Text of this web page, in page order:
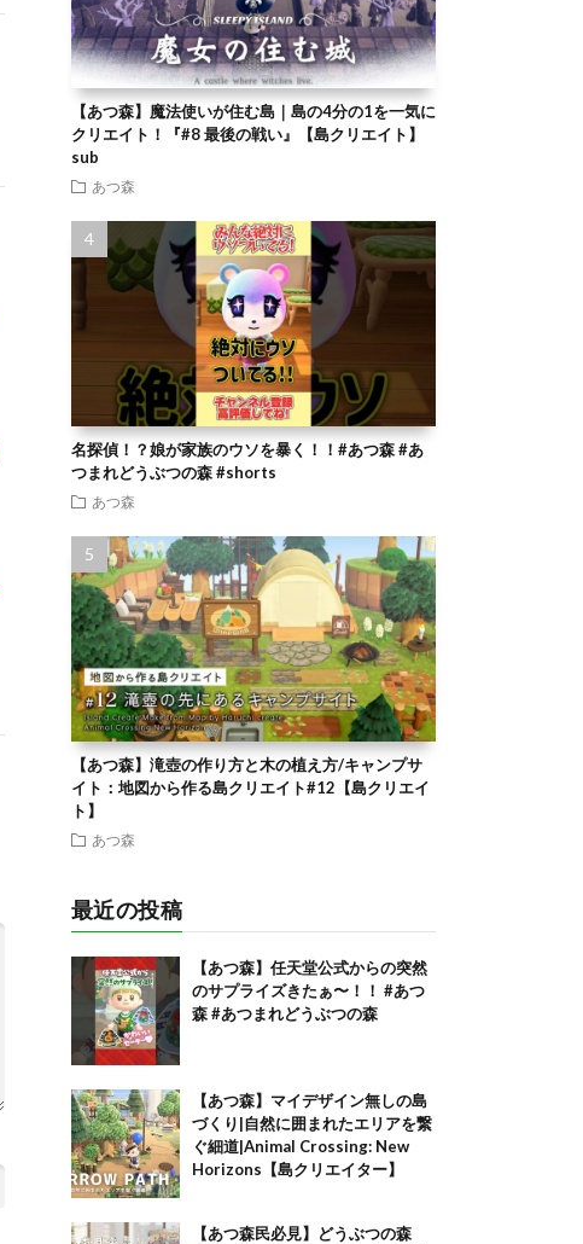
【あつ森】魔法使いが住む島｜島の4分の1を一気に
クリエイト！『#8 最後の戦い』【島クリエイト】
sub
あつ森
名探偵！？娘が家族のウソを暴く！！#あつ森 #あ
つまれどうぶつの森 #shorts
あつ森
【あつ森】滝壺の作り方と木の植え方/キャンプサ
イト：地図から作る島クリエイト#12【島クリエイ
ト】
あつ森
最近の投稿
【あつ森】任天堂公式からの突然
のサプライズきたぁ〜！！ #あつ
森 #あつまれどうぶつの森
【あつ森】マイデザイン無しの島
づくり|自然に囲まれたエリアを繋
ぐ細道|Animal Crossing: New
Horizons【島クリエイター】
【あつ森民必見】どうぶつの森